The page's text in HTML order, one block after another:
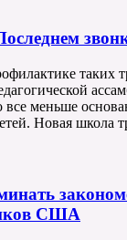
таких
меньше
Новая школа
США